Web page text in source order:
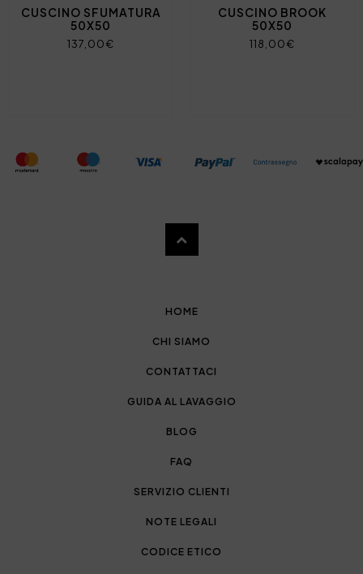
CUSCINO SFUMATURA
50X50
137,00€
CUSCINO BROOK
50X50
118,00€
HOME
CHI SIAMO
CONTATTACI
GUIDA AL LAVAGGIO
BLOG
FAQ
SERVIZIO CLIENTI
NOTE LEGALI
CODICE ETICO